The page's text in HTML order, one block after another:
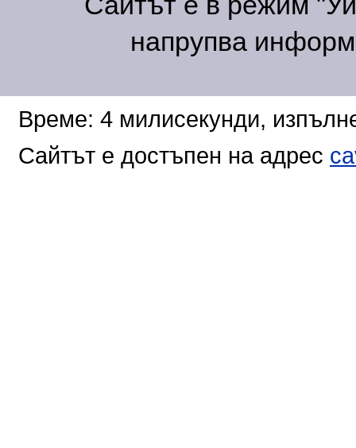
напрупва
Време: 4 милисекунди,
Сайтът е достъпен на адрес